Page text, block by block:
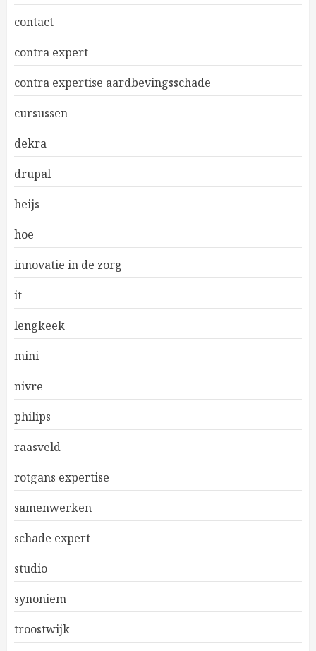
contact
contra expert
contra expertise aardbevingsschade
cursussen
dekra
drupal
heijs
hoe
innovatie in de zorg
it
lengkeek
mini
nivre
philips
raasveld
rotgans expertise
samenwerken
schade expert
studio
synoniem
troostwijk